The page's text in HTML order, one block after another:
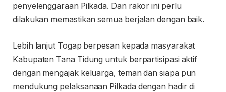
penyelenggaraan Pilkada. Dan rakor ini perlu
dilakukan memastikan semua berjalan dengan baik.
Lebih lanjut Togap berpesan kepada masyarakat
Kabupaten Tana Tidung untuk berpartisipasi aktif
dengan mengajak keluarga, teman dan siapa pun
mendukung pelaksanaan Pilkada dengan hadir di